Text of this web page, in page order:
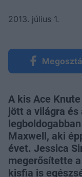
2013. július 1.
A kis Ace
jött a világra
Maxwell, aki
évet. Jessica
megerősítette
kisfia is